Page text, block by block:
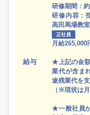
給与
研修期間：
研修内容：
高田馬場教
正社員
月給265,000
★上記の金
業代が含ま
途残業代を支
（※現状は
★一般社員